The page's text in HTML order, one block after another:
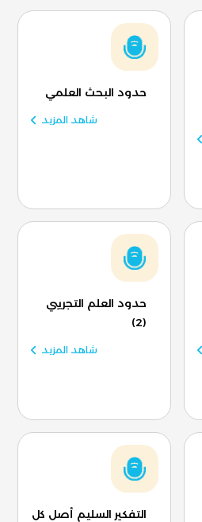
حدود البحث العلمي
شاهد المزيد
حدود العلم التجريبي
(2)
شاهد المزيد
التفكير السليم أصل كل